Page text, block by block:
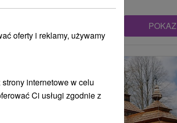
POKAZ
oferty i reklamy, używamy
internetowe w celu
Ci usługi zgodnie z